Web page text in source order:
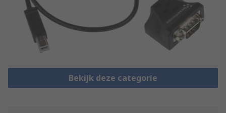
Bekijk deze categorie